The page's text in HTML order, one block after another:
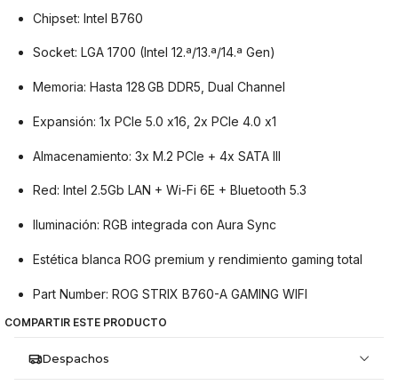
Chipset: Intel B760
Socket: LGA 1700 (Intel 12.ª/13.ª/14.ª Gen)
Memoria: Hasta 128 GB DDR5, Dual Channel
Expansión: 1x PCIe 5.0 x16, 2x PCIe 4.0 x1
Almacenamiento: 3x M.2 PCIe + 4x SATA III
Red: Intel 2.5Gb LAN + Wi-Fi 6E + Bluetooth 5.3
Iluminación: RGB integrada con Aura Sync
Estética blanca ROG premium y rendimiento gaming total
Part Number: ROG STRIX B760-A GAMING WIFI
COMPARTIR ESTE PRODUCTO
Despachos